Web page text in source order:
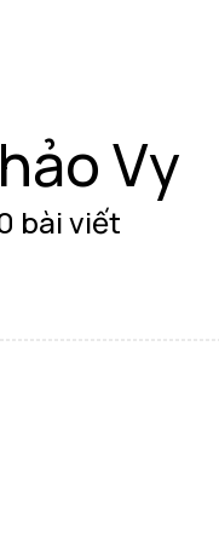
Vy
bài viết